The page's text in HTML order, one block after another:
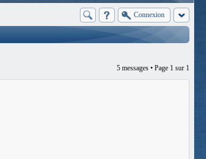
Connexion
5 messages • Page 1 sur 1